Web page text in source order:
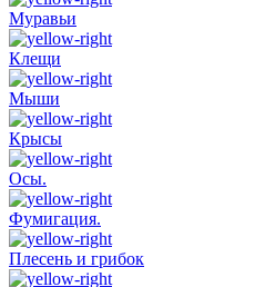
Муравьи
Клещи
Мыши
Крысы
Осы.
Фумигация.
Плесень и грибок